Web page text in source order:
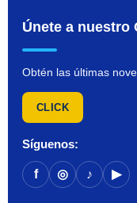
Únete a nuestro
Obtén las últimas
CLICK
Síguenos:
f ◎ ♪ ▶